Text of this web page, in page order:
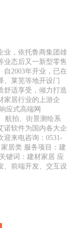
业，依托鲁商集团雄
业态后又一新型零售
自2003年开业，已在
、莱芜等地开设门
舒适享受，倾力打造
家居行业的上游企
应式高端网
航拍、街景测绘系
诺软件为国内各大企
迎来电咨询：0531-
居类 服务项目：建
键词：建材家居 应
、前端开发、交互设